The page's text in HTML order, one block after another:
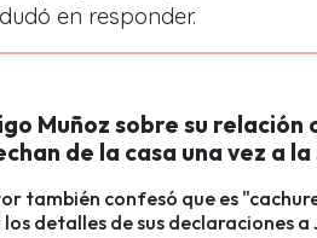
dudó en responder.
Muñoz sobre su relación
de la casa una vez a
también confesó que es
los detalles de sus declaraciones